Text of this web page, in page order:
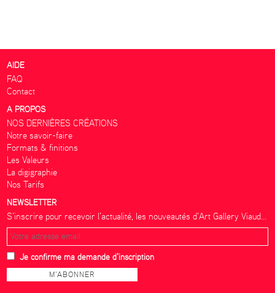
AIDE
FAQ
Contact
A PROPOS
NOS DERNIÈRES CRÉATIONS
Notre savoir-faire
Formats & finitions
Les Valeurs
La digigraphie
Nos Tarifs
NEWSLETTER
S’inscrire pour recevoir l’actualité, les nouveautés d’Art Gallery Viaud...
Je confirme ma demande d'inscription